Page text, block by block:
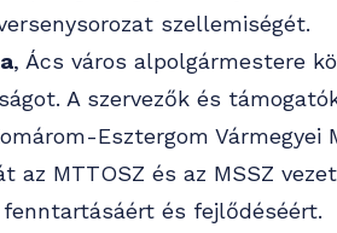
szellemiségét.
, Ács város alpolgármestere
A szervezők és
Esztergom Vármegyei
az MTTOSZ és az MSSZ
és fejlődéséért.